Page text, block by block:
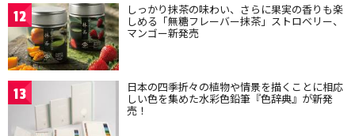
12 しっかり抹茶の味わい、さらに果実の香りも楽
しめる「無糖フレーバー抹茶」ストロベリー、
マンゴー新発売
13 日本の四季折々の植物や情景を描くことに相応
しい色を集めた水彩色鉛筆『色辞典』が新発
売！